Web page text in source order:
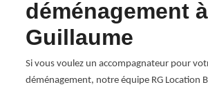
déménagement
Guillaume
Si vous voulez un accompagnateur pour
déménagement, notre équipe RG Location